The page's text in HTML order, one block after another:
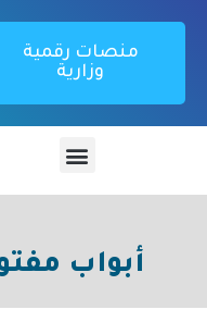
منصات رقمية
وزارية
أبواب